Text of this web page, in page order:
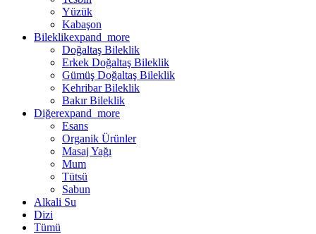
Yüzük
Kabaşon
Bileklikexpand_more
Doğaltaş Bileklik
Erkek Doğaltaş Bileklik
Gümüş Doğaltaş Bileklik
Kehribar Bileklik
Bakır Bileklik
Diğerexpand_more
Esans
Organik Ürünler
Masaj Yağı
Mum
Tütsü
Sabun
Alkali Su
Dizi
Tümü